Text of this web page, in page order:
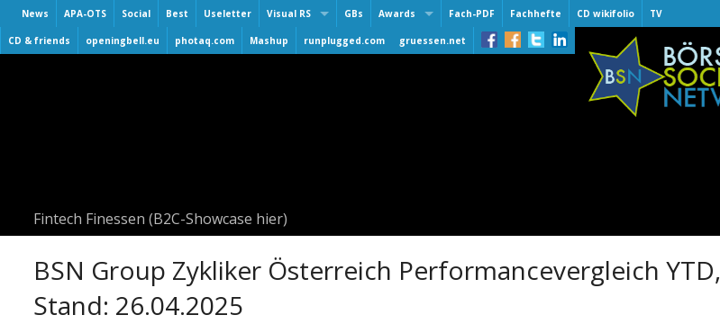
News APA-OTS Social Best Useletter Visual RS
Virtuelle Finanzmarktmesse
S Immo
AT&S
GBs Awards
Smeil Award
Fach-PDF Fachhefte CD wikifolio TV
CD & friends openingbell.eu photaq.com Mashup runplugged.com gruessen.net
Fintech Finessen (B2C-Showcase hier)
BSN Group Zykliker Österreich Performancevergleich YTD,
Stand: 26.04.2025